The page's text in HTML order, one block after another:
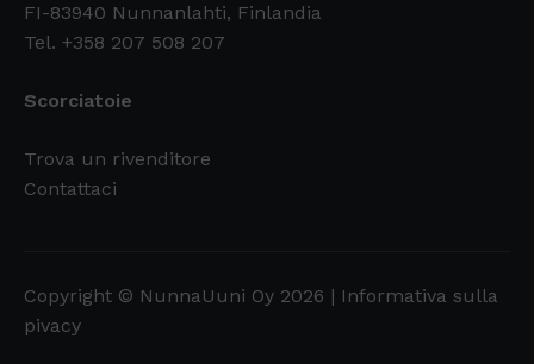
FI-83940 Nunnanlahti, Finlandia
Tel. +358 207 508 207
Scorciatoie
Trova un rivenditore
Contattaci
Copyright © NunnaUuni Oy 2026 | Informativa sulla
pivacy